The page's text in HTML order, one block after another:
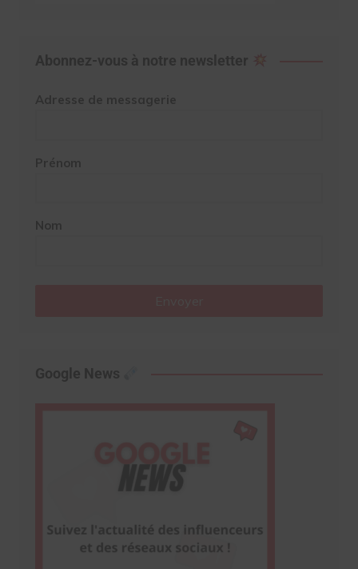
Abonnez-vous à notre newsletter
Adresse de messagerie
Prénom
Nom
Google News